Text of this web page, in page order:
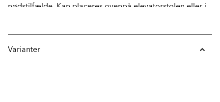
nødstilfælde. Kan placeres ovenpå elevatorstolen eller i
Varianter